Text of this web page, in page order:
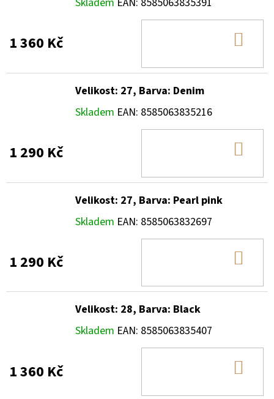
1 360 Kč
Velikost: 27, Barva: Denim
Skladem EAN: 8585063835216
1 290 Kč
Velikost: 27, Barva: Pearl pink
Skladem EAN: 8585063832697
1 290 Kč
Velikost: 28, Barva: Black
Skladem EAN: 8585063835407
1 360 Kč